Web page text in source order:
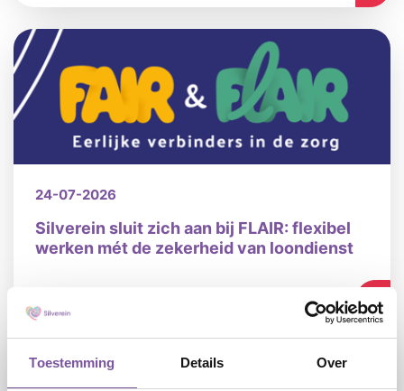
Toestemming Details Over
24-07-2026
Silverein sluit zich aan bij FLAIR: flexibel
werken mét de zekerheid van loondienst